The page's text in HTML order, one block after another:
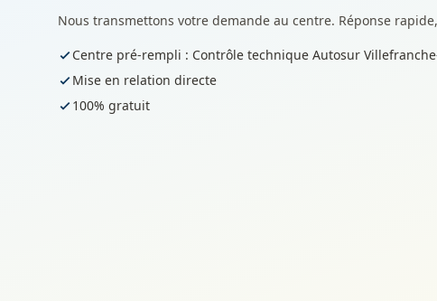
Nous transmettons votre demande au centre. Réponse
Centre pré-rempli : Contrôle technique Autosur
Mise en relation directe
100% gratuit